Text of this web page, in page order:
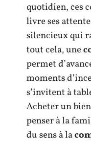
quotidien, ces
livre ses
silencieux qui
tout cela, une
permet
moments
s’invitent à
Acheter un
penser à la
du sens à la